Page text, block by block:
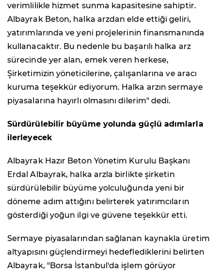
verimlilikle hizmet sunma kapasitesine sahiptir.
Albayrak Beton, halka arzdan elde ettiği geliri,
yatırımlarında ve yeni projelerinin finansmanında
kullanacaktır. Bu nedenle bu başarılı halka arz
sürecinde yer alan, emek veren herkese,
Şirketimizin yöneticilerine, çalışanlarına ve aracı
kuruma teşekkür ediyorum. Halka arzın sermaye
piyasalarına hayırlı olmasını dilerim" dedi.
Sürdürülebilir büyüme yolunda güçlü adımlarla
ilerleyecek
Albayrak Hazır Beton Yönetim Kurulu Başkanı
Erdal Albayrak, halka arzla birlikte şirketin
sürdürülebilir büyüme yolculuğunda yeni bir
döneme adım attığını belirterek yatırımcıların
gösterdiği yoğun ilgi ve güvene teşekkür etti.
Sermaye piyasalarından sağlanan kaynakla üretim
altyapısını güçlendirmeyi hedeflediklerini belirten
Albayrak, "Borsa İstanbul'da işlem görüyor